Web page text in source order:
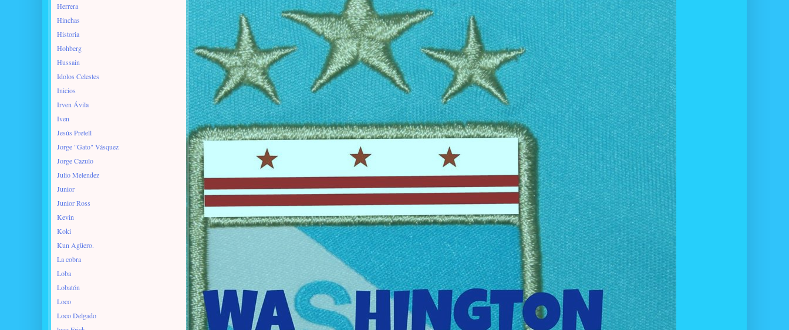
Herrera
Hinchas
Historia
Hohberg
Hussain
Idolos Celestes
Inicios
Irven Ávila
Iven
Jesús Pretell
Jorge "Gato" Vásquez
Jorge Cazulo
Julio Melendez
Junior
Junior Ross
Kevin
Koki
Kun Agüero.
La cobra
Loba
Lobatón
Loco
Loco Delgado